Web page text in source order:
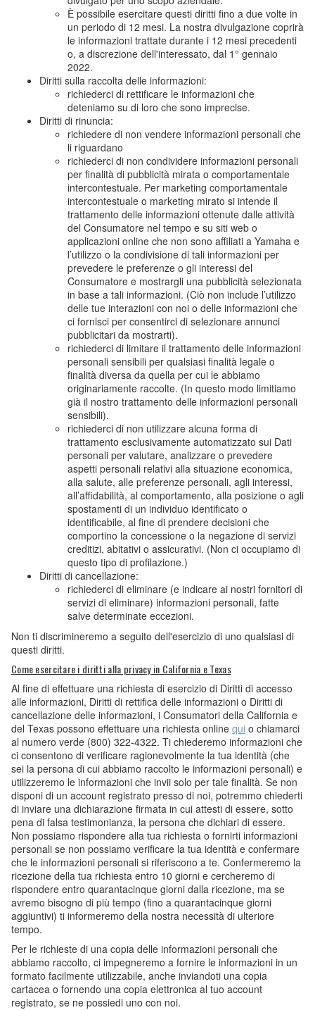
È possibile esercitare questi diritti fino a due volte in
un periodo di 12 mesi. La nostra divulgazione coprirà
le informazioni trattate durante i 12 mesi precedenti
o, a discrezione dell'interessato, dal 1° gennaio
2022.
Diritti sulla raccolta delle informazioni:
richiederci di rettificare le informazioni che
deteniamo su di loro che sono imprecise.
Diritti di rinuncia:
richiedere di non vendere informazioni personali che
li riguardano
richiederci di non condividere informazioni personali
per finalità di pubblicità mirata o comportamentale
intercontestuale. Per marketing comportamentale
intercontestuale o marketing mirato si intende il
trattamento delle informazioni ottenute dalle attività
del Consumatore nel tempo e su siti web o
applicazioni online che non sono affiliati a Yamaha e
l’utilizzo o la condivisione di tali informazioni per
prevedere le preferenze o gli interessi del
Consumatore e mostrargli una pubblicità selezionata
in base a tali informazioni. (Ciò non include l’utilizzo
delle tue interazioni con noi o delle informazioni che
ci fornisci per consentirci di selezionare annunci
pubblicitari da mostrarti).
richiederci di limitare il trattamento delle informazioni
personali sensibili per qualsiasi finalità legale o
finalità diversa da quella per cui le abbiamo
originariamente raccolte. (In questo modo limitiamo
già il nostro trattamento delle informazioni personali
sensibili).
richiederci di non utilizzare alcuna forma di
trattamento esclusivamente automatizzato sui Dati
personali per valutare, analizzare o prevedere
aspetti personali relativi alla situazione economica,
alla salute, alle preferenze personali, agli interessi,
all’affidabilità, al comportamento, alla posizione o agli
spostamenti di un individuo identificato o
identificabile, al fine di prendere decisioni che
comportino la concessione o la negazione di servizi
creditizi, abitativi o assicurativi. (Non ci occupiamo di
questo tipo di profilazione.)
Diritti di cancellazione:
richiederci di eliminare (e indicare ai nostri fornitori di
servizi di eliminare) informazioni personali, fatte
salve determinate eccezioni.
Non ti discrimineremo a seguito dell'esercizio di uno qualsiasi di
questi diritti.
Come esercitare i diritti alla privacy in California e Texas
Al fine di effettuare una richiesta di esercizio di Diritti di accesso
alle informazioni, Diritti di rettifica delle informazioni o Diritti di
cancellazione delle informazioni, i Consumatori della California e
del Texas possono effettuare una richiesta online qui o chiamarci
al numero verde (800) 322-4322. Ti chiederemo informazioni che
ci consentono di verificare ragionevolmente la tua identità (che
sei la persona di cui abbiamo raccolto le informazioni personali) e
utilizzeremo le informazioni che invii solo per tale finalità. Se non
disponi di un account registrato presso di noi, potremmo chiederti
di inviare una dichiarazione firmata in cui attesti di essere, sotto
pena di falsa testimonianza, la persona che dichiari di essere.
Non possiamo rispondere alla tua richiesta o fornirti informazioni
personali se non possiamo verificare la tua identità e confermare
che le informazioni personali si riferiscono a te. Confermeremo la
ricezione della tua richiesta entro 10 giorni e cercheremo di
rispondere entro quarantacinque giorni dalla ricezione, ma se
avremo bisogno di più tempo (fino a quarantacinque giorni
aggiuntivi) ti informeremo della nostra necessità di ulteriore
tempo.
Per le richieste di una copia delle informazioni personali che
abbiamo raccolto, ci impegneremo a fornire le informazioni in un
formato facilmente utilizzabile, anche inviandoti una copia
cartacea o fornendo una copia elettronica al tuo account
registrato, se ne possiedi uno con noi.